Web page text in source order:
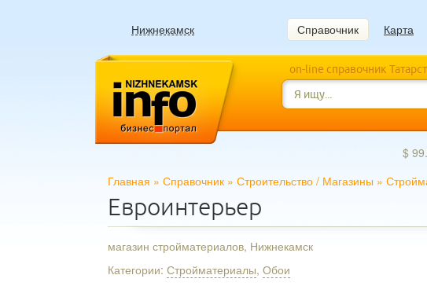
Нижнекамск Справочник Карта
on-line справочник
$
Главная » Справочник » Строительство / Магазины »
Евроинтерьер
магазин стройматериалов, Нижнекамск
Категории: Стройматериалы, Обои